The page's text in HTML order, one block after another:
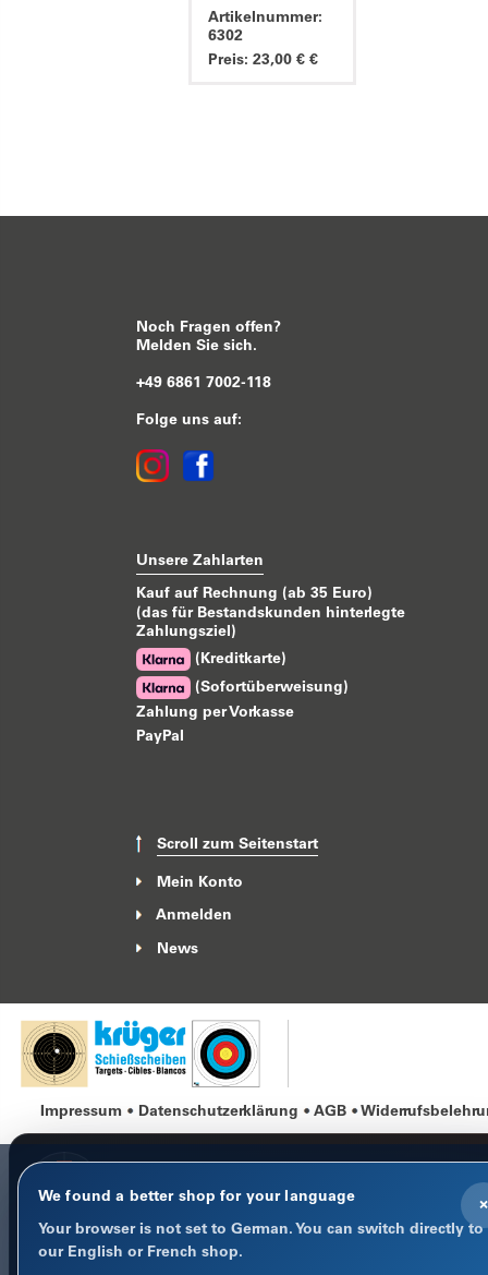
Artikelnummer:
6302
Preis: 23,00 € €
Noch Fragen offen?
Melden Sie sich.
+49 6861 7002-118
Folge uns auf:
Unsere Zahlarten
Kauf auf Rechnung (ab 35 Euro)
(das für Bestandskunden hinterlegte
Zahlungsziel)
(Kreditkarte)
(Sofortüberweisung)
Zahlung per Vorkasse
PayPal
Scroll zum Seitenstart
Mein Konto
Anmelden
News
Impressum Datenschutzerklärung AGB
×
We found a better shop for your language
Your browser is not set to German. You can switch directly to
our English or French shop.
COOKIE-HINWEIS
Datenschutz im Fokus